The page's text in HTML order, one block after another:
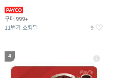
구매 999+
11번가 쇼킹딜 9
4